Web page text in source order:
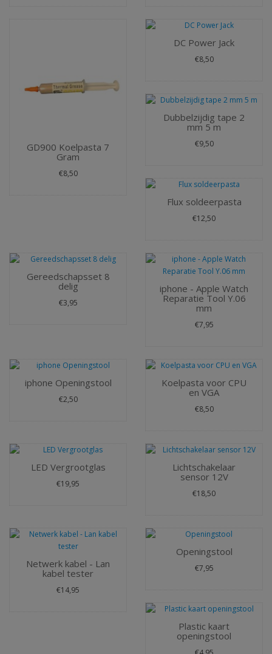
GD900 Koelpasta 7
Gram
€8,50
DC Power Jack
€8,50
Dubbelzijdig tape 2
mm 5 m
€9,50
Flux soldeerpasta
€12,50
Gereedschapsset 8
delig
€3,95
iphone - Apple Watch
Reparatie Tool Y.06
mm
€7,95
iphone Openingstool
€2,50
Koelpasta voor CPU
en VGA
€8,50
LED Vergrootglas
€19,95
Lichtschakelaar
sensor 12V
€18,50
Netwerk kabel - Lan
kabel tester
€14,95
Openingstool
€7,95
Plastic kaart
openingstool